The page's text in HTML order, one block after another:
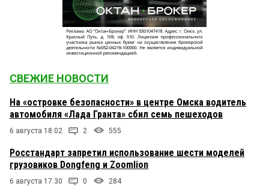
СВЕЖИЕ НОВОСТИ
На «островке безопасности» в центре Омска водитель
автомобиля «Лада Гранта» сбил семь пешеходов
6 августа 18:02 2 555
Росстандарт запретил использование шести моделей
грузовиков Dongfeng и Zoomlion
6 августа 17:30 0 284